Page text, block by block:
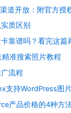
道开放：附官方授
质区别
靠谱吗？看完这篇
准搜索照片教程
流程
支持WordPress图
产品价格的4种方